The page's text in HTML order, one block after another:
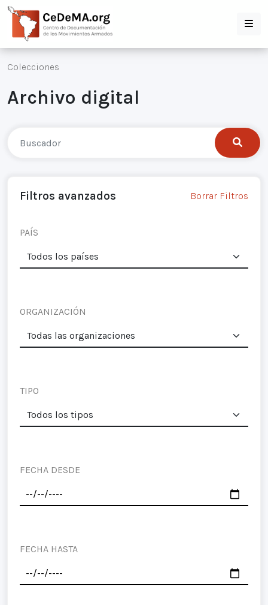
Colecciones
Archivo digital
Filtros avanzados Borrar Filtros
PAÍS
ORGANIZACIÓN
TIPO
FECHA DESDE
FECHA HASTA